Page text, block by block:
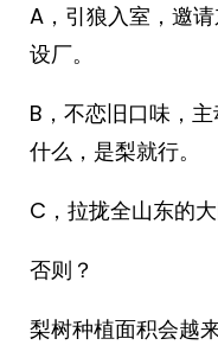
A，引狼入室，邀
设厂。
B，不恋旧口味，
什么，是梨就行。
C，拉拢全山东的
否则？
梨树种植面积会越来